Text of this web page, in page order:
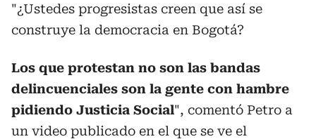
"¿Ustedes progresistas creen que así se
construye la democracia en Bogotá?
Los que protestan no son las bandas
delincuenciales son la gente con hambre
pidiendo Justicia Social", comentó Petro a
un video publicado en el que se ve el